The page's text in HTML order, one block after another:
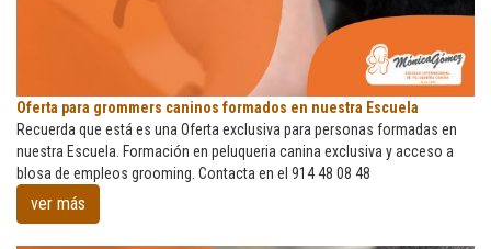
Oferta
para
grommers
caninos
formados
Oferta para grommers caninos formados en nuestra Escuela
Recuerda que está es una Oferta exclusiva para personas formadas en
nuestra Escuela. Formación en peluqueria canina exclusiva y acceso a
blosa de empleos grooming. Contacta en el 914 48 08 48
ver más